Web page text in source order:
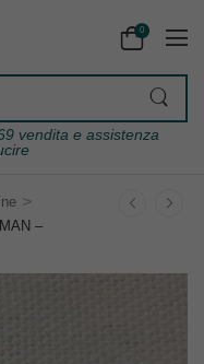
0
vendita e assistenza
>
–